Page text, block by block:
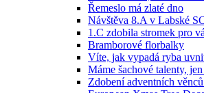
Řemeslo má zlaté dno
Návštěva 8.A v Labské
1.C zdobila stromek pro
Bramborové florbalky
Víte, jak vypadá ryba
Máme šachové talenty,
Zdobení adventních